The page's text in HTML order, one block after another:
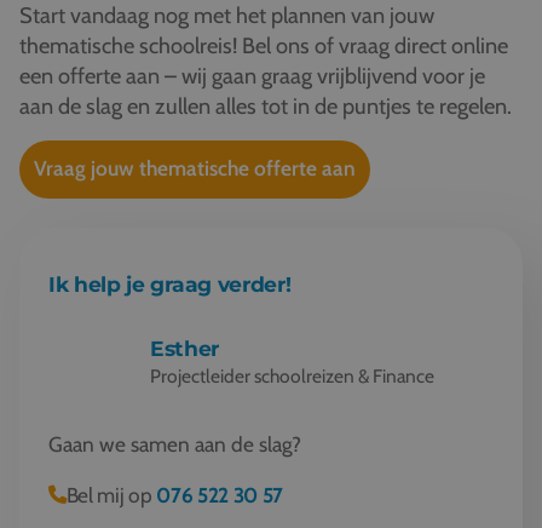
Start vandaag nog met het plannen van jouw
thematische schoolreis! Bel ons of vraag direct online
een offerte aan – wij gaan graag vrijblijvend voor je
aan de slag en zullen alles tot in de puntjes te regelen.
Vraag jouw thematische offerte aan
Ik help je graag verder!
Esther
Projectleider schoolreizen & Finance
Gaan we samen aan de slag?
Bel mij op 076 522 30 57